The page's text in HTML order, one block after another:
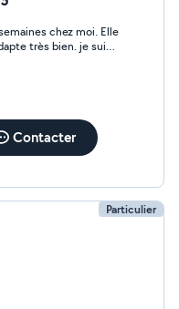
chez moi. Elle
très bien. je suis
Contacter
Particulier